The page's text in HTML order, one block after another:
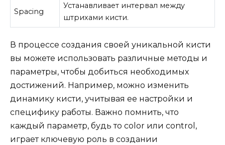
Spacing
Устанавливает интервал между
штрихами кисти.
В процессе создания своей уникальной кисти
вы можете использовать различные методы и
параметры, чтобы добиться необходимых
достижений. Например, можно изменить
динамику кисти, учитывая ее настройки и
специфику работы. Важно помнить, что
каждый параметр, будь то color или control,
играет ключевую роль в создании